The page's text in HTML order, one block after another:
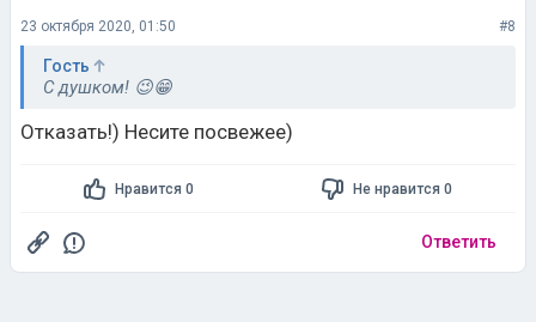
23 октября 2020, 01:50 #8
Гость
С душком! 😉😁
Отказать!) Несите посвежее)
Нравится 0 Не нравится 0
Ответить